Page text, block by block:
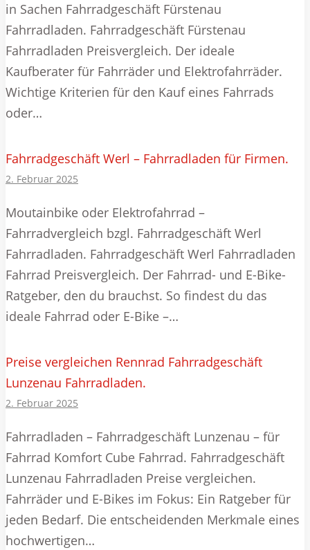
in Sachen Fahrradgeschäft Fürstenau
Fahrradladen. Fahrradgeschäft Fürstenau
Fahrradladen Preisvergleich. Der ideale
Kaufberater für Fahrräder und Elektrofahrräder.
Wichtige Kriterien für den Kauf eines Fahrrads
oder…
Fahrradgeschäft Werl – Fahrradladen für Firmen.
2. Februar 2025
Moutainbike oder Elektrofahrrad –
Fahrradvergleich bzgl. Fahrradgeschäft Werl
Fahrradladen. Fahrradgeschäft Werl Fahrradladen
Fahrrad Preisvergleich. Der Fahrrad- und E-Bike-
Ratgeber, den du brauchst. So findest du das
ideale Fahrrad oder E-Bike –…
Preise vergleichen Rennrad Fahrradgeschäft
Lunzenau Fahrradladen.
2. Februar 2025
Fahrradladen – Fahrradgeschäft Lunzenau – für
Fahrrad Komfort Cube Fahrrad. Fahrradgeschäft
Lunzenau Fahrradladen Preise vergleichen.
Fahrräder und E-Bikes im Fokus: Ein Ratgeber für
jeden Bedarf. Die entscheidenden Merkmale eines
hochwertigen…